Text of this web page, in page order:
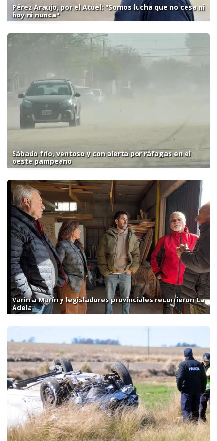
Pérez Araujo, por el Atuel: "Somos lucha que no cesa ni
hoy ni nunca"
Sábado frío, ventoso y con alerta por ráfagas en el
oeste pampeano
Varinia Marín y legisladores provinciales recorrieron La
Adela